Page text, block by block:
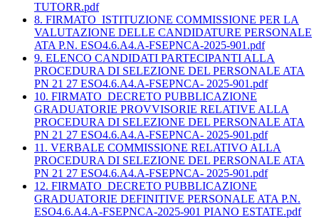
TUTORR.pdf
8. FIRMATO_ISTITUZIONE COMMISSIONE PER LA
VALUTAZIONE DELLE CANDIDATURE PERSONALE
ATA P.N. ESO4.6.A4.A-FSEPNCA-2025-901.pdf
9. ELENCO CANDIDATI PARTECIPANTI ALLA
PROCEDURA DI SELEZIONE DEL PERSONALE ATA
PN 21 27 ESO4.6.A4.A-FSEPNCA- 2025-901.pdf
10. FIRMATO_DECRETO PUBBLICAZIONE
GRADUATORIE PROVVISORIE RELATIVE ALLA
PROCEDURA DI SELEZIONE DEL PERSONALE ATA
PN 21 27 ESO4.6.A4.A-FSEPNCA- 2025-901.pdf
11. VERBALE COMMISSIONE RELATIVO ALLA
PROCEDURA DI SELEZIONE DEL PERSONALE ATA
PN 21 27 ESO4.6.A4.A-FSEPNCA- 2025-901.pdf
12. FIRMATO_DECRETO PUBBLICAZIONE
GRADUATORIE DEFINITIVE PERSONALE ATA P.N.
ESO4.6.A4.A-FSEPNCA-2025-901 PIANO ESTATE.pdf